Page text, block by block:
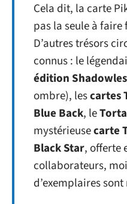
Cela dit, la carte
pas la seule à
D’autres trésors
connus : le
édition
ombre), lescartes
Blue Back, le
mystérieusecarte
Black Star, offerte
collaborateurs,
d’exemplaires sont